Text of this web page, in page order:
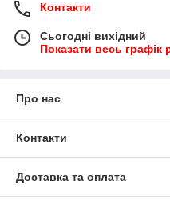
Контакти
Сьогодні вихідний
Показати весь графік
Про нас
Контакти
Доставка та оплата